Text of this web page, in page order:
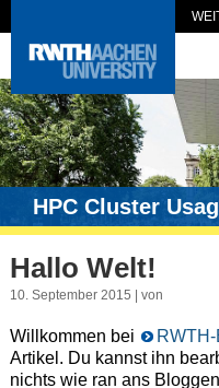
HPC Cluster
Hallo Welt!
10. September 2015 | von
Willkommen bei
Artikel. Du kannst ihn
nichts wie ran ans